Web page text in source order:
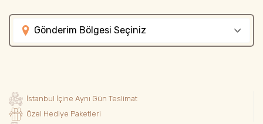
Gönderim Bölgesi Seçiniz
İstanbul İçine Aynı Gün Teslimat
Özel Hediye Paketleri